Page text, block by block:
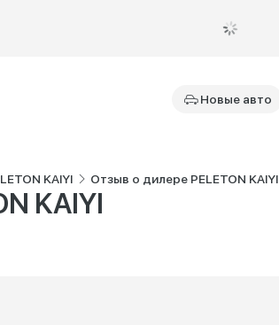
Новые авто
KAIYI Отзыв о дилере PELETON KAIYI
KAIYI